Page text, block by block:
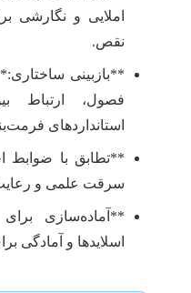
املایی و نگارشی
نقص.
**بازبینی
فصول، ارتباط
استانداردهای
**تطابق با ضوابط
سرقت علمی و
**آماده‌سازی
اسلایدها و آمادگی